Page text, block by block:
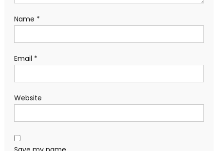
Name *
Email *
Website